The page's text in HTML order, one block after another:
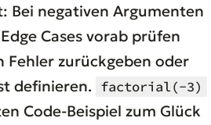
Bei negativen Argumenten
Cases vorab prüfen
Fehler zurückgeben oder
definieren. factorial(-3)
Code-Beispiel zum Glück